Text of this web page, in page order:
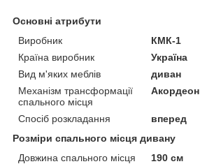
Основні атрибути
Виробник
КМК-1
Країна виробник
Україна
Вид м'яких меблів
диван
Механізм трансформації
спального місця
Акордеон
Спосіб розкладання
вперед
Розміри спального місця дивану
Довжина спального місця
190 см